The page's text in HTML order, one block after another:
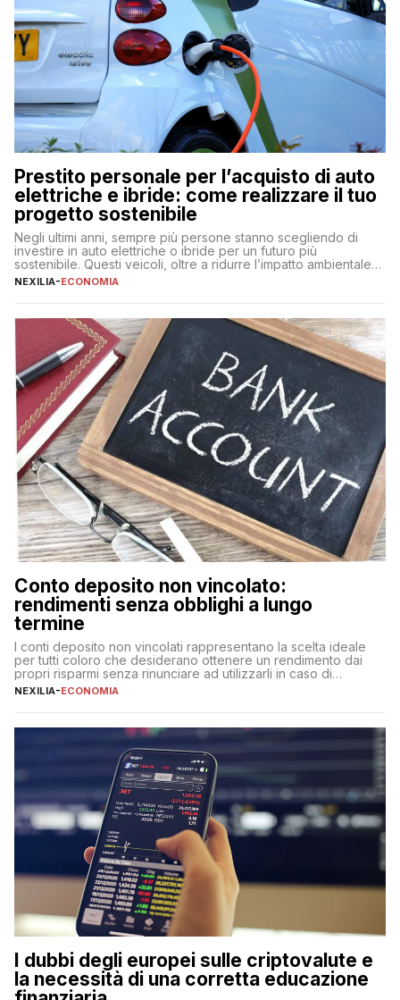
Prestito personale per l’acquisto di auto
elettriche e ibride: come realizzare il tuo
progetto sostenibile
Negli ultimi anni, sempre più persone stanno scegliendo di
investire in auto elettriche o ibride per un futuro più
sostenibile. Questi veicoli, oltre a ridurre l’impatto ambientale,
offrono vantaggi economici a lungo termine, come minori costi
fare se non […]
NEXILIA-ECONOMIA
Conto deposito non vincolato:
rendimenti senza obblighi a lungo
termine
I conti deposito non vincolati rappresentano la scelta ideale
per tutti coloro che desiderano ottenere un rendimento dai
propri risparmi senza rinunciare ad utilizzarli in caso di
necessità. A differenza delle forme vincolate tradizionali,
flessibilità e rendimento. Come funzionano […]
NEXILIA-ECONOMIA
I dubbi degli europei sulle criptovalute e
la necessità di una corretta educazione